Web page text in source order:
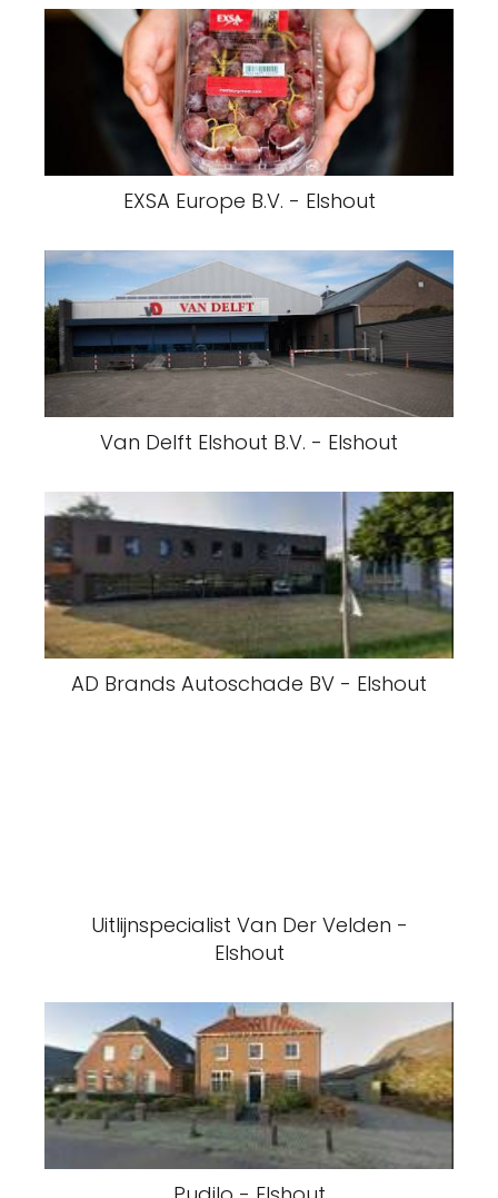
EXSA Europe B.V. - Elshout
Van Delft Elshout B.V. - Elshout
AD Brands Autoschade BV - Elshout
Uitlijnspecialist Van Der Velden -
Elshout